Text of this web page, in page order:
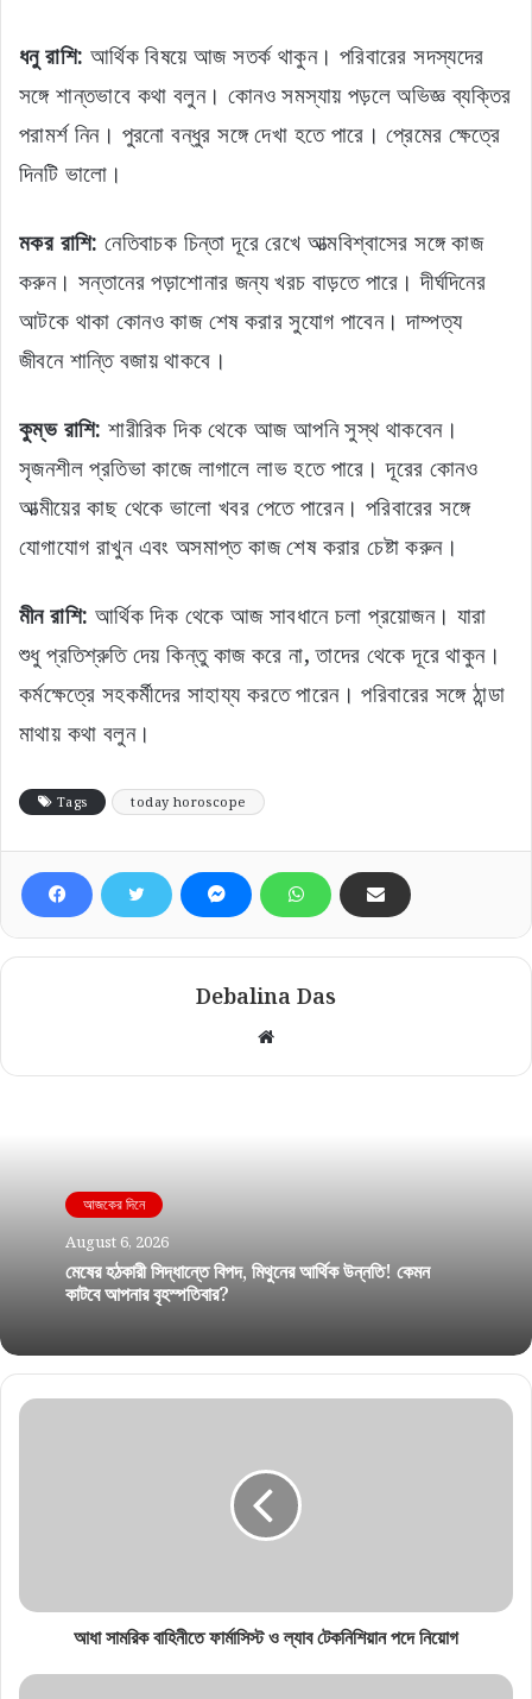
ধনু রাশি: আর্থিক বিষয়ে আজ সতর্ক থাকুন। পরিবারের সদস্যদের
সঙ্গে শান্তভাবে কথা বলুন। কোনও সমস্যায় পড়লে অভিজ্ঞ ব্যক্তির
পরামর্শ নিন। পুরনো বন্ধুর সঙ্গে দেখা হতে পারে। প্রেমের ক্ষেত্রে
দিনটি ভালো।
মকর রাশি: নেতিবাচক চিন্তা দূরে রেখে আত্মবিশ্বাসের সঙ্গে কাজ
করুন। সন্তানের পড়াশোনার জন্য খরচ বাড়তে পারে। দীর্ঘদিনের
আটকে থাকা কোনও কাজ শেষ করার সুযোগ পাবেন। দাম্পত্য
জীবনে শান্তি বজায় থাকবে।
কুম্ভ রাশি: শারীরিক দিক থেকে আজ আপনি সুস্থ থাকবেন।
সৃজনশীল প্রতিভা কাজে লাগালে লাভ হতে পারে। দূরের কোনও
আত্মীয়ের কাছ থেকে ভালো খবর পেতে পারেন। পরিবারের সঙ্গে
যোগাযোগ রাখুন এবং অসমাপ্ত কাজ শেষ করার চেষ্টা করুন।
মীন রাশি: আর্থিক দিক থেকে আজ সাবধানে চলা প্রয়োজন। যারা
শুধু প্রতিশ্রুতি দেয় কিন্তু কাজ করে না, তাদের থেকে দূরে থাকুন।
কর্মক্ষেত্রে সহকর্মীদের সাহায্য করতে পারেন। পরিবারের সঙ্গে ঠান্ডা
মাথায় কথা বলুন।
Tags today horoscope
Debalina Das
Website
আজকের দিনে
August 6, 2026
মেষের হঠকারী সিদ্ধান্তে বিপদ, মিথুনের আর্থিক উন্নতি! কেমন
কাটবে আপনার বৃহস্পতিবার?
আধা সামরিক বাহিনীতে ফার্মাসিস্ট ও ল্যাব টেকনিশিয়ান পদে নিয়োগ